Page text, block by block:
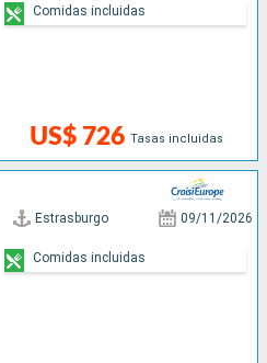
US$ 726 Tasas incluidas
Comidas incluidas
Estrasburgo 09/11/2026
Comidas incluidas